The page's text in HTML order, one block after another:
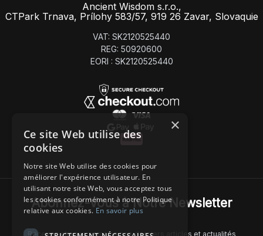
Ancient Wisdom s.r.o.,
CTPark Trnava, Prílohy 583/57, 919 26 Zavar, Slovaquie
VAT: SK2120525440
REG: 50920600
EORI : SK2120525440
Abonnez-Vous à Notre Newsletter
Recevez chaque semaine nos derniers articles et actualités
×
Ce site Web utilise des
cookies
Notre site Web utilise des cookies pour
améliorer l'expérience utilisateur. En
utilisant notre site Web, vous acceptez tous
les cookies conformément à notre Politique
relative aux cookies.En savoir plus